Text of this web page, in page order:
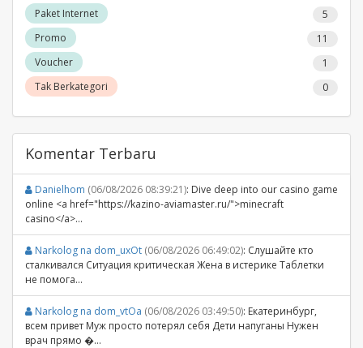
Paket Internet
5
Promo
11
Voucher
1
Tak Berkategori
0
Komentar Terbaru
Danielhom (06/08/2026 08:39:21): Dive deep into our casino game
online <a href="https://kazino-aviamaster.ru/">minecraft
casino</a>...
Narkolog na dom_uxOt (06/08/2026 06:49:02): Слушайте кто
сталкивался Ситуация критическая Жена в истерике Таблетки
не помога...
Narkolog na dom_vtOa (06/08/2026 03:49:50): Екатеринбург,
всем привет Муж просто потерял себя Дети напуганы Нужен
врач прямо �...